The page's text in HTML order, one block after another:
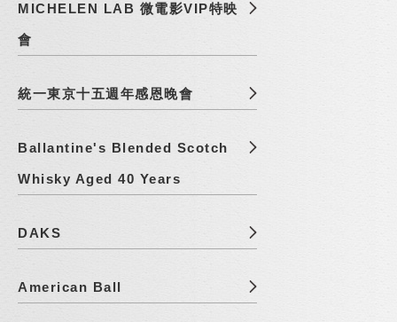
MICHELEN LAB 微電影VIP特映
會
統一東京十五週年感恩晚會
Ballantine's Blended Scotch
Whisky Aged 40 Years
DAKS
American Ball